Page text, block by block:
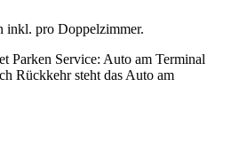
inkl. pro Doppelzimmer.
Parken Service: Auto am Terminal
Rückkehr steht das Auto am